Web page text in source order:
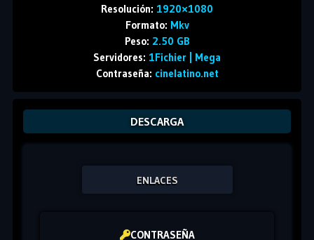
Resolución: 1920×1080
Formato: Mkv
Peso: 2.50 GB
Servidores: 1Fichier | Mega
Contraseña: cinelatino.net
DESCARGA
ENLACES
CONTRASEÑA